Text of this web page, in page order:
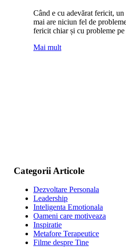
Când e cu adevărat fericit,
mai are niciun fel de
fericit chiar și cu probleme
Mai mult
Categorii Articole
Dezvoltare Personala
Leadership
Inteligenta Emotionala
Oameni care motiveaza
Inspiratie
Metafore Terapeutice
Filme despre Tine